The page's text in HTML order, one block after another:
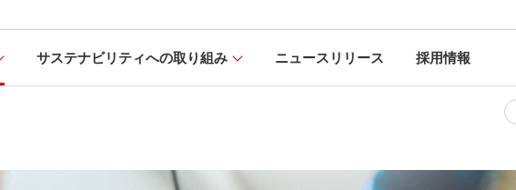
サステナビリティへの取り組み ニュースリリース 採用情報